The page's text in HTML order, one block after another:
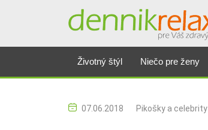
Životný štýl Niečo pre ženy
07.06.2018 Pikošky a celebrity